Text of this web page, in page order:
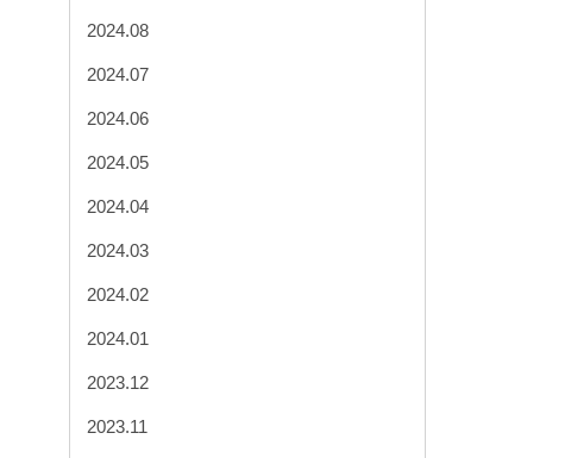
2024.08
2024.07
2024.06
2024.05
2024.04
2024.03
2024.02
2024.01
2023.12
2023.11